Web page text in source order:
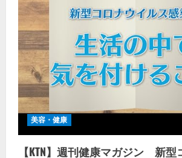
美容・健康
【KTN】週刊健康マガジン 新型